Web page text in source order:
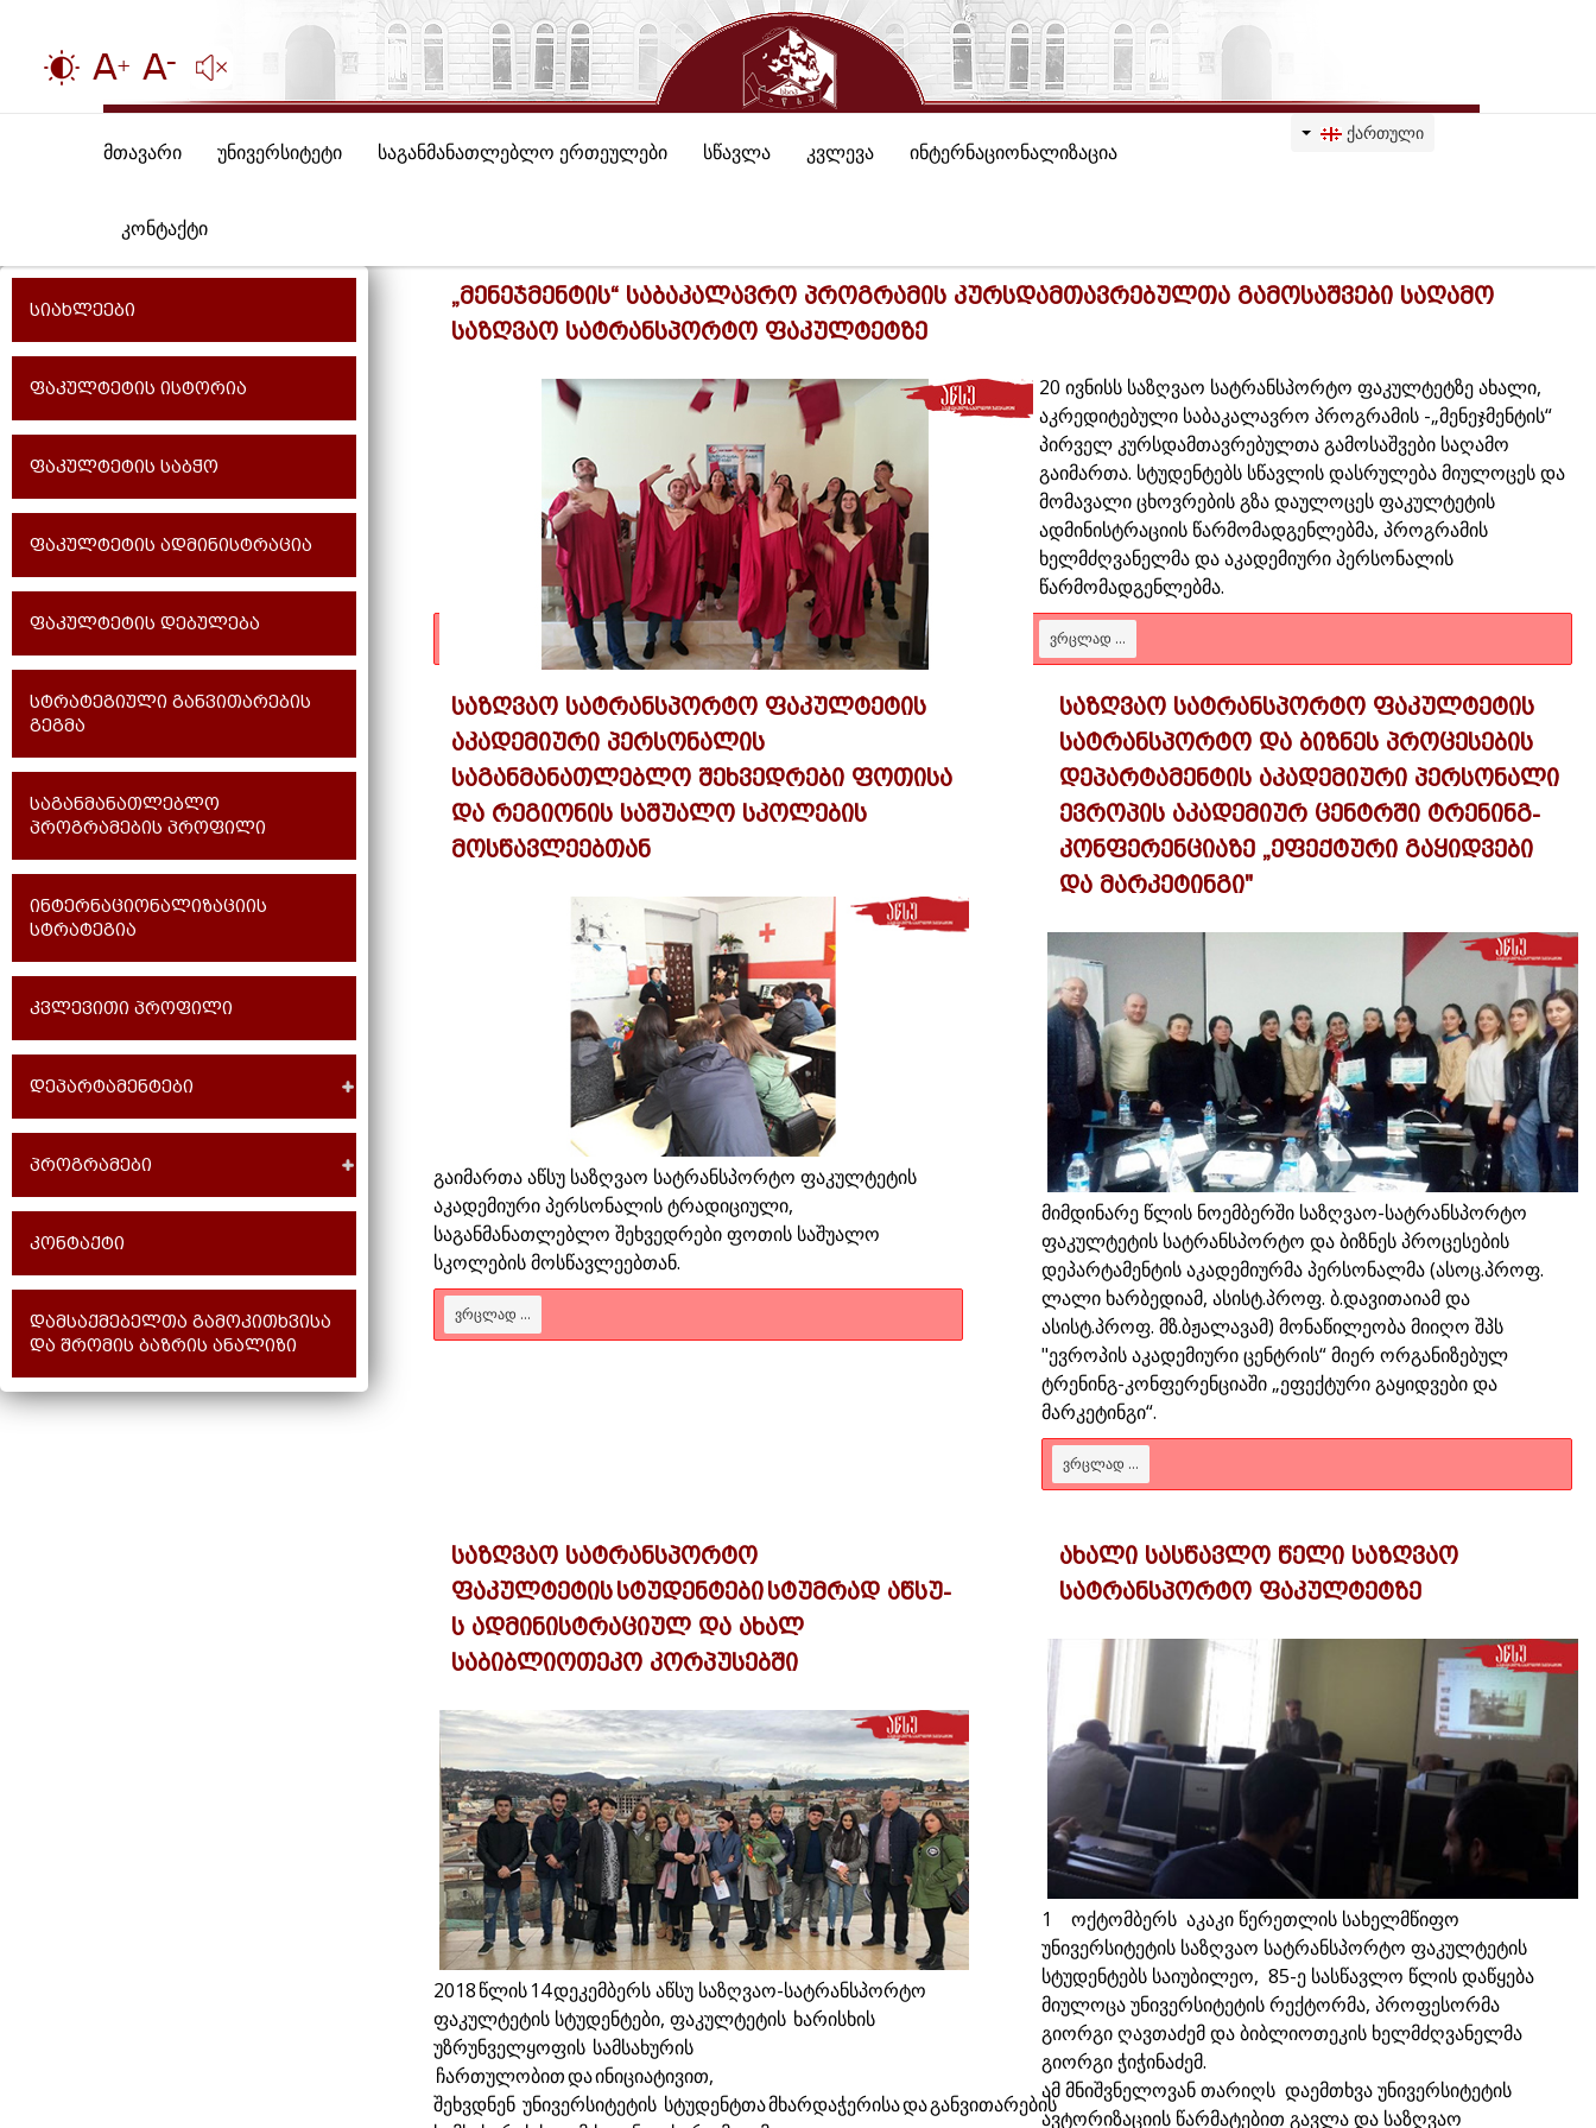
მთავარი უნივერსიტეტი საგანმანათლებლო ერთეულები სწავლა კვლევა ინტერნაციონალიზაცია
კონტაქტი
ᲥᲐᲠᲗᲣᲚᲘ
სიახლეები
ფაკულტეტის ისტორია
ფაკულტეტის საბჭო
ფაკულტეტის ადმინისტრაცია
ფაკულტეტის დებულება
სტრატეგიული განვითარების
გეგმა
საგანმანათლებლო
პროგრამების პროფილი
ინტერნაციონალიზაციის
სტრატეგია
კვლევითი პროფილი
დეპარტამენტები
პროგრამები
კონტაქტი
დამსაქმებელთა გამოკითხვისა
და შრომის ბაზრის ანალიზი
„მენეჯმენტის“ საბაკალავრო პროგრამის კურსდამთავრებულთა გამოსაშვები საღამო
საზღვაო სატრანსპორტო ფაკულტეტზე
20 ივნისს საზღვაო სატრანსპორტო ფაკულტეტზე ახალი,
აკრედიტებული საბაკალავრო პროგრამის -„მენეჯმენტის“
პირველ კურსდამთავრებულთა გამოსაშვები საღამო
გაიმართა. სტუდენტებს სწავლის დასრულება მიულოცეს და
მომავალი ცხოვრების გზა დაულოცეს ფაკულტეტის
ადმინისტრაციის წარმომადგენლებმა, პროგრამის
ხელმძღვანელმა და აკადემიური პერსონალის
წარმომადგენლებმა.
ᲕᲠᲪᲚᲐᲓ ...
საზღვაო სატრანსპორტო ფაკულტეტის
აკადემიური პერსონალის
საგანმანათლებლო შეხვედრები ფოთისა
და რეგიონის საშუალო სკოლების
მოსწავლეებთან
გაიმართა აწსუ საზღვაო სატრანსპორტო ფაკულტეტის
აკადემიური პერსონალის ტრადიციული,
საგანმანათლებლო შეხვედრები ფოთის საშუალო
სკოლების მოსწავლეებთან.
ᲕᲠᲪᲚᲐᲓ ...
საზღვაო სატრანსპორტო ფაკულტეტის
სატრანსპორტო და ბიზნეს პროცესების
დეპარტამენტის აკადემიური პერსონალი
ევროპის აკადემიურ ცენტრში ტრენინგ-
კონფერენციაზე „ეფექტური გაყიდვები
და მარკეტინგი"
მიმდინარე წლის ნოემბერში საზღვაო-სატრანსპორტო
ფაკულტეტის სატრანსპორტო და ბიზნეს პროცესების
დეპარტამენტის აკადემიურმა პერსონალმა (ასოც.პროფ.
ლალი ხარბედიამ, ასისტ.პროფ. ბ.დავითაიამ და
ასისტ.პროფ. მზ.ბჟალავამ) მონაწილეობა მიიღო შპს
"ევროპის აკადემიური ცენტრის“ მიერ ორგანიზებულ
ტრენინგ-კონფერენციაში „ეფექტური გაყიდვები და
მარკეტინგი“.
ᲕᲠᲪᲚᲐᲓ ...
საზღვაო სატრანსპორტო
ფაკულტეტის სტუდენტები სტუმრად აწსუ-
ს ადმინისტრაციულ და ახალ
საბიბლიოთეკო კორპუსებში
2018 წლის 14 დეკემბერს აწსუ საზღვაო-სატრანსპორტო
ფაკულტეტის სტუდენტები, ფაკულტეტის ხარისხის
უზრუნველყოფის სამსახურის
ჩართულობით და ინიციატივით,
შეხვდნენ უნივერსიტეტის სტუდენტთა მხარდაჭერისა და განვითარების
ახალი სასწავლო წელი საზღვაო
სატრანსპორტო ფაკულტეტზე
1 ოქტომბერს აკაკი წერეთლის სახელმწიფო
უნივერსიტეტის საზღვაო სატრანსპორტო ფაკულტეტის
სტუდენტებს საიუბილეო, 85-ე სასწავლო წლის დაწყება
მიულოცა უნივერსიტეტის რექტორმა, პროფესორმა
გიორგი ღავთაძემ და ბიბლიოთეკის ხელმძღვანელმა
გიორგი ჭიჭინაძემ.
ამ მნიშვნელოვან თარიღს დაემთხვა უნივერსიტეტის
ავტორიზაციის წარმატებით გავლა და საზღვაო